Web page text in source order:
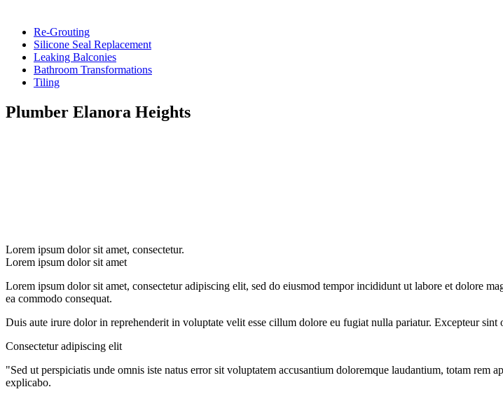
Re-Grouting
Silicone Seal Replacement
Leaking Balconies
Bathroom Transformations
Tiling
Plumber Elanora Heights
Lorem ipsum dolor sit amet, consectetur.
Lorem ipsum dolor sit amet
Lorem ipsum dolor sit amet, consectetur adipiscing elit, sed do eiusmod tempor incididunt ut labore et dolore
ea commodo consequat.
Duis aute irure dolor in reprehenderit in voluptate velit esse cillum dolore eu fugiat nulla pariatur. Excepteur
Consectetur adipiscing elit
"Sed ut perspiciatis unde omnis iste natus error sit voluptatem accusantium doloremque laudantium, totam rem
explicabo.